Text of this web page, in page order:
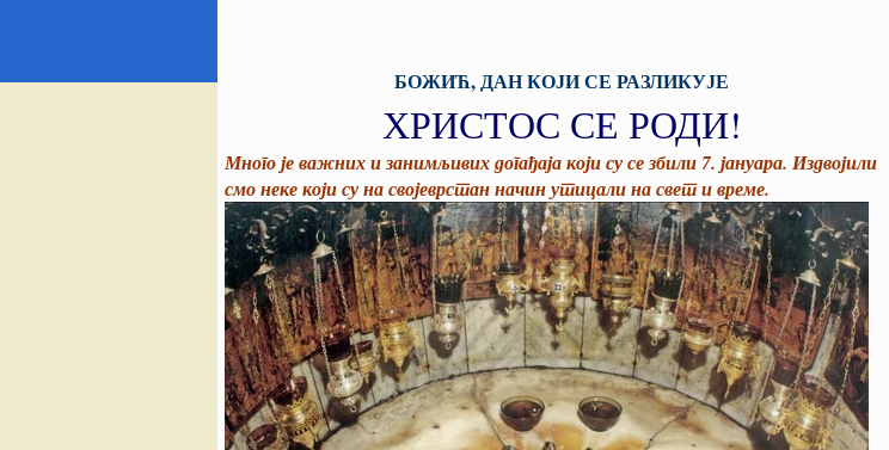
БОЖИЋ, ДАН КОЈИ СЕ РАЗЛИКУЈЕ
ХРИСТОС СЕ РОДИ!
Много је важних и занимљивих догађаја који су се збили 7. јануара. Издвојили
смо неке који су на својеврстан начин утицали на свет и време.